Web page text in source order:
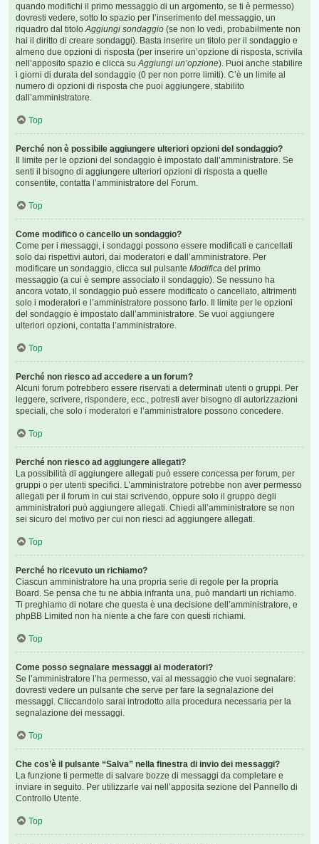
quando modifichi il primo messaggio di un argomento, se ti è permesso)
dovresti vedere, sotto lo spazio per l’inserimento del messaggio, un
riquadro dal titoloAggiungi sondaggio (se non lo vedi, probabilmente non
hai il diritto di creare sondaggi). Basta inserire un titolo per il sondaggio e
almeno due opzioni di risposta (per inserire un’opzione di risposta, scrivila
nell’apposito spazio e clicca suAggiungi un’opzione). Puoi anche stabilire
i giorni di durata del sondaggio (0 per non porre limiti). C’è un limite al
numero di opzioni di risposta che puoi aggiungere, stabilito
dall’amministratore.
Top
Perché non è possibile aggiungere ulteriori opzioni del sondaggio?
Il limite per le opzioni del sondaggio è impostato dall’amministratore. Se
senti il bisogno di aggiungere ulteriori opzioni di risposta a quelle
consentite, contatta l’amministratore del Forum.
Top
Come modifico o cancello un sondaggio?
Come per i messaggi, i sondaggi possono essere modificati e cancellati
solo dai rispettivi autori, dai moderatori e dall’amministratore. Per
modificare un sondaggio, clicca sul pulsante Modifica del primo
messaggio (a cui è sempre associato il sondaggio). Se nessuno ha
ancora votato, il sondaggio può essere modificato o cancellato, altrimenti
solo i moderatori e l’amministratore possono farlo. Il limite per le opzioni
del sondaggio è impostato dall’amministratore. Se vuoi aggiungere
ulteriori opzioni, contatta l’amministratore.
Top
Perché non riesco ad accedere a un forum?
Alcuni forum potrebbero essere riservati a determinati utenti o gruppi. Per
leggere, scrivere, rispondere, ecc., potresti aver bisogno di autorizzazioni
speciali, che solo i moderatori e l’amministratore possono concedere.
Top
Perché non riesco ad aggiungere allegati?
La possibilità di aggiungere allegati può essere concessa per forum, per
gruppi o per utenti specifici. L’amministratore potrebbe non aver permesso
allegati per il forum in cui stai scrivendo, oppure solo il gruppo degli
amministratori può aggiungere allegati. Chiedi all’amministratore se non
sei sicuro del motivo per cui non riesci ad aggiungere allegati.
Top
Perché ho ricevuto un richiamo?
Ciascun amministratore ha una propria serie di regole per la propria
Board. Se pensa che tu ne abbia infranta una, può mandarti un richiamo.
Ti preghiamo di notare che questa è una decisione dell’amministratore, e
phpBB Limited non ha niente a che fare con questi richiami.
Top
Come posso segnalare messaggi ai moderatori?
Se l’amministratore l’ha permesso, vai al messaggio che vuoi segnalare:
dovresti vedere un pulsante che serve per fare la segnalazione dei
messaggi. Cliccandolo sarai introdotto alla procedura necessaria per la
segnalazione dei messaggi.
Top
Che cos’è il pulsante “Salva” nella finestra di invio dei messaggi?
La funzione ti permette di salvare bozze di messaggi da completare e
inviare in seguito. Per utilizzarle vai nell’apposita sezione del Pannello di
Controllo Utente.
Top